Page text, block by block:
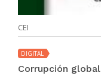
CEI
DIGITAL
Corrupción global